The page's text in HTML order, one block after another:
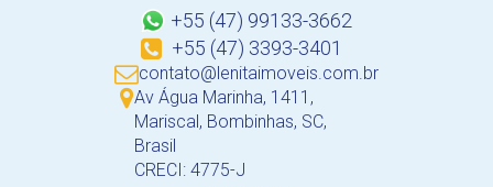
+55 (47) 99133-3662
+55 (47) 3393-3401
contato@lenitaimoveis.com.br
Av Água Marinha, 1411 ,
Mariscal , Bombinhas, SC,
Brasil
CRECI: 4775-J